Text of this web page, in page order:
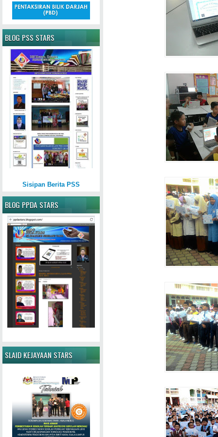
BLOG PSS STARS
Sisipan Berita PSS
BLOG PPDA STARS
SLAID KEJAYAAN STARS